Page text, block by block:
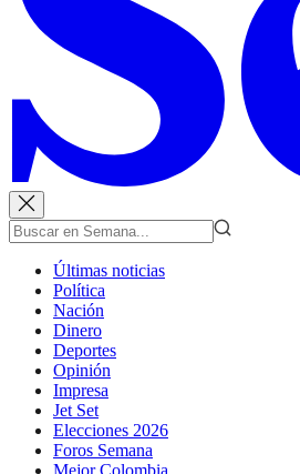
Últimas noticias
Política
Nación
Dinero
Deportes
Opinión
Impresa
Jet Set
Elecciones 2026
Foros Semana